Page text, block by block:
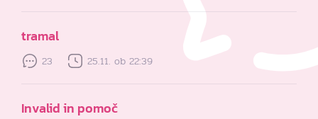
tramal
23 25.11. ob 22:39
Invalid in pomoč